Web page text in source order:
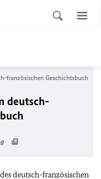
französischen Geschichtsbuch
deutsch-
deutsch-französischen